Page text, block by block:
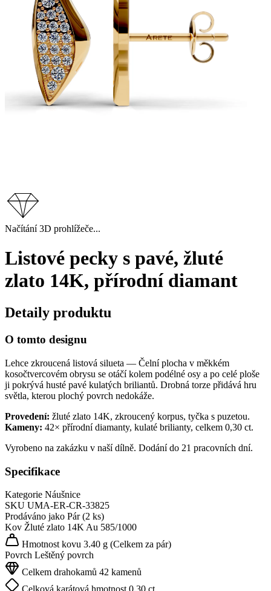
Načítání 3D prohlížeče...
Listové pecky s pavé, žluté
zlato 14K, přírodní diamant
Detaily produktu
O tomto designu
Lehce zkroucená listová silueta — Čelní plocha v měkkém
kosočtvercovém obrysu se otáčí kolem podélné osy a po celé ploše
ji pokrývá husté pavé kulatých briliantů. Drobná torze přidává hru
světla, kterou plochý povrch nedokáže.
Provedení: žluté zlato 14K, zkroucený korpus, tyčka s puzetou.
Kameny: 42× přírodní diamanty, kulaté brilianty, celkem 0,30 ct.
Vyrobeno na zakázku v naší dílně. Dodání do 21 pracovních dní.
Specifikace
Kategorie Náušnice
SKU UMA-ER-CR-33825
Prodáváno jako Pár (2 ks)
Kov Žluté zlato 14KAu 585/1000
Hmotnost kovu 3.40 g (Celkem za pár)
Povrch Leštěný povrch
Celkem drahokamů 42 kamenů